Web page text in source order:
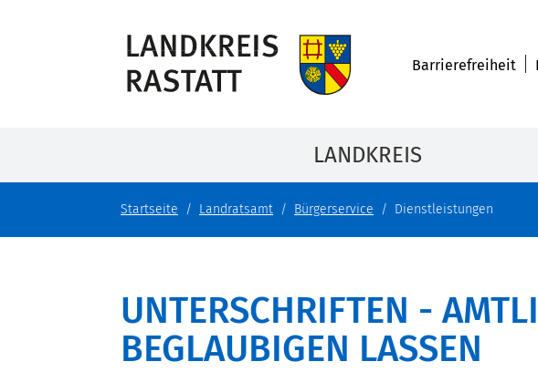
Barrierefreiheit
LANDKREIS
Startseite Landratsamt Bürgerservice Dienstleistungen
UNTERSCHRIFTEN -
BEGLAUBIGEN LASSEN